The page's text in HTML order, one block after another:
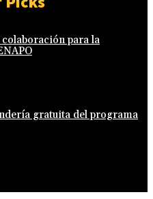
para la
gratuita del programa